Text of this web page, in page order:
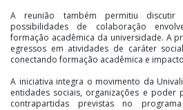
A reunião também permitiu discutir
possibilidades de colaboração
formação acadêmica da universidade. A
egressos em atividades de caráter
conectando formação acadêmica e
A iniciativa integra o movimento da
entidades sociais, organizações e poder
contrapartidas previstas no